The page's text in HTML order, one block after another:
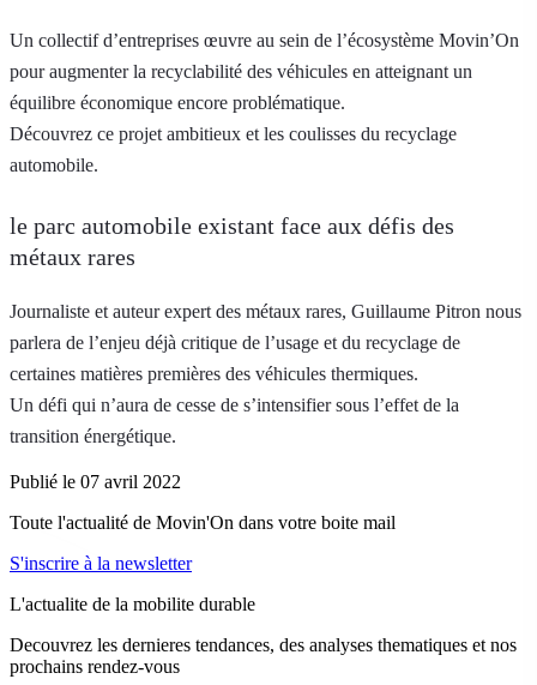
Un collectif d’entreprises œuvre au sein de l’écosystème Movin’On
pour augmenter la recyclabilité des véhicules en atteignant un
équilibre économique encore problématique.
Découvrez ce projet ambitieux et les coulisses du recyclage
automobile.
le parc automobile existant face aux défis des
métaux rares
Journaliste et auteur expert des métaux rares, Guillaume Pitron nous
parlera de l’enjeu déjà critique de l’usage et du recyclage de
certaines matières premières des véhicules thermiques.
Un défi qui n’aura de cesse de s’intensifier sous l’effet de la
transition énergétique.
Publié le 07 avril 2022
Toute l'actualité de Movin'On dans votre boite mail
S'inscrire à la newsletter
L'actualite de la mobilite durable
Decouvrez les dernieres tendances, des analyses thematiques et nos
prochains rendez-vous